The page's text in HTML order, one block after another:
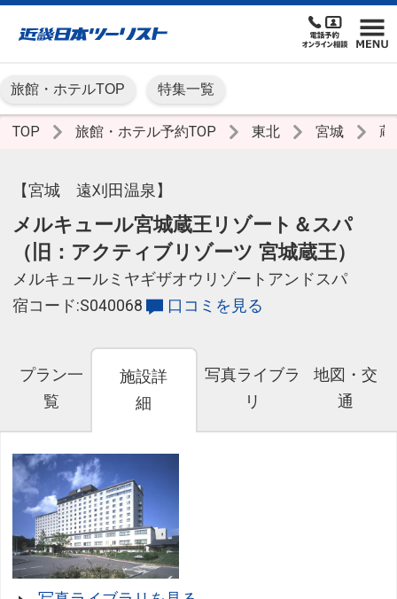
旅館・ホテルTOP 特集一覧
TOP 旅館・ホテル予約TOP 東北 宮城
【宮城 遠刈田温泉】
メルキュール宮城蔵王リゾート＆スパ
（旧：アクティブリゾーツ 宮城蔵王）
メルキュールミヤギザオウリゾートアンドスパ
宿コード:S040068
口コミを見る
プラン一
覧
施設詳
細
写真ライブラ
リ
地図・交
通